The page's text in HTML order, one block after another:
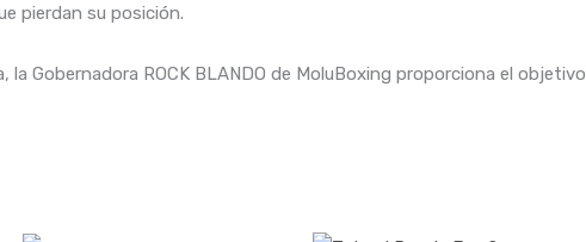
pierdan su posición.
la Gobernadora ROCK BLANDO de MoluBoxing proporciona el